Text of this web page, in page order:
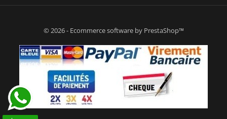
© 2026 - Ecommerce software by PrestaShop™